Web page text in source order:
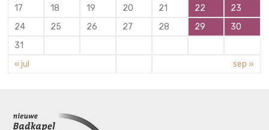
17
18 19 20 21 22
23
24
25 26 27 28 29
30
31
« jul
sep »